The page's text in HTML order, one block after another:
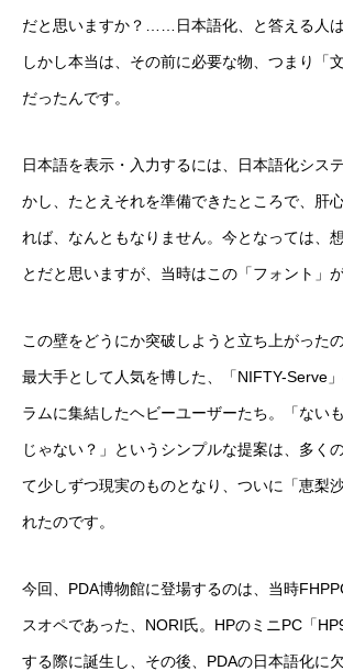
だと思いますか？……日本語化、と答える人は
しかし本当は、その前に必要な物、つまり「
だったんです。
日本語を表示・入力するには、日本語化シス
かし、たとえそれを準備できたところで、肝
れば、なんともなりません。今となっては、
とだと思いますが、当時はこの「フォント」
この壁をどうにか突破しようと立ち上がった
最大手として人気を博した、「NIFTY-Serve
ラムに集結したヘビーユーザーたち。「ない
じゃない？」というシンプルな提案は、多く
て少しずつ現実のものとなり、ついに「恵梨
れたのです。
今回、PDA博物館に登場するのは、当時
スオペであった、NORI氏。HPのミニPC「
する際に誕生し、その後、PDAの日本語化に